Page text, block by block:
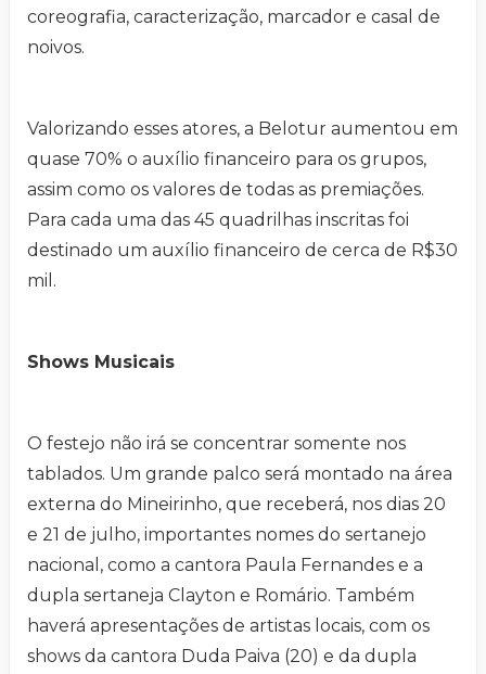
coreografia, caracterização, marcador e casal de
noivos.
Valorizando esses atores, a Belotur aumentou em
quase 70% o auxílio financeiro para os grupos,
assim como os valores de todas as premiações.
Para cada uma das 45 quadrilhas inscritas foi
destinado um auxílio financeiro de cerca de R$30
mil.
Shows Musicais
O festejo não irá se concentrar somente nos
tablados. Um grande palco será montado na área
externa do Mineirinho, que receberá, nos dias 20
e 21 de julho, importantes nomes do sertanejo
nacional, como a cantora Paula Fernandes e a
dupla sertaneja Clayton e Romário. Também
haverá apresentações de artistas locais, com os
shows da cantora Duda Paiva (20) e da dupla